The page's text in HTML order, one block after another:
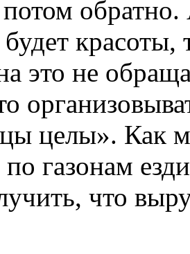
потом
красоты,
это не
целы». Как
газонам
что